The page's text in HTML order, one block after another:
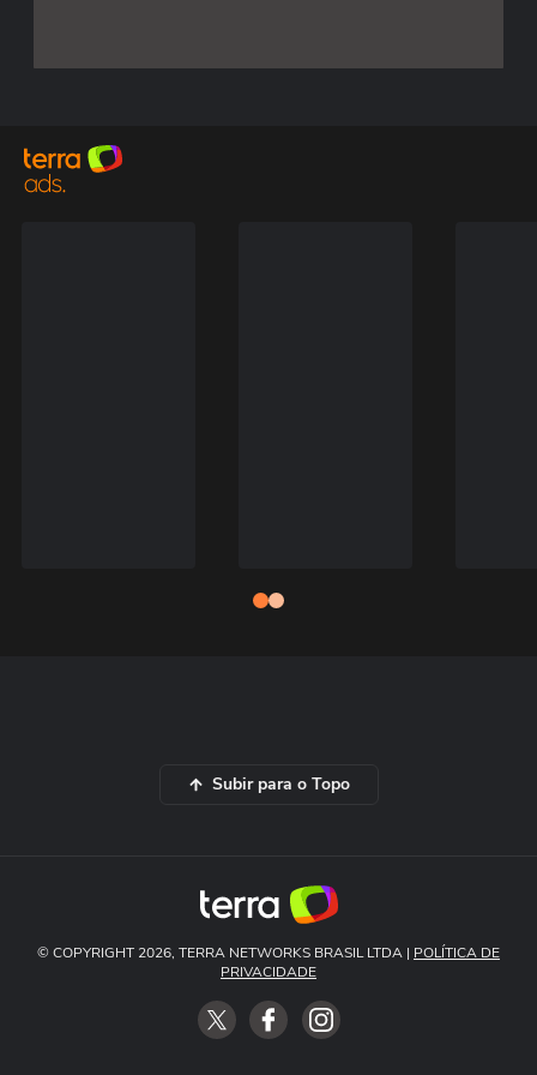
Subir para o Topo
© COPYRIGHT 2026, TERRA NETWORKS BRASIL LTDA | POLÍTICA DE
PRIVACIDADE